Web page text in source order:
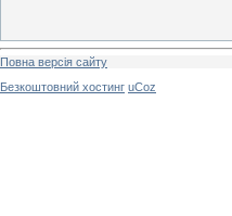
Повна версія сайту
Безкоштовний хостинг uCoz